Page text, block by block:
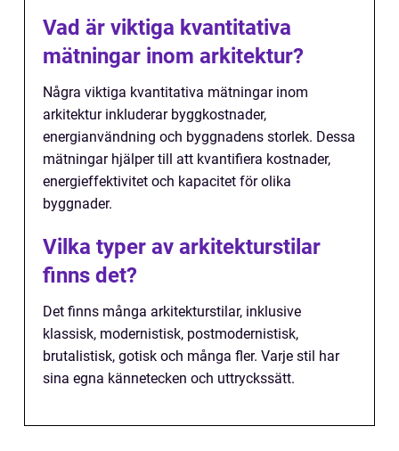
Vad är viktiga kvantitativa
mätningar inom arkitektur?
Några viktiga kvantitativa mätningar inom
arkitektur inkluderar byggkostnader,
energianvändning och byggnadens storlek. Dessa
mätningar hjälper till att kvantifiera kostnader,
energieffektivitet och kapacitet för olika
byggnader.
Vilka typer av arkitekturstilar
finns det?
Det finns många arkitekturstilar, inklusive
klassisk, modernistisk, postmodernistisk,
brutalistisk, gotisk och många fler. Varje stil har
sina egna kännetecken och uttryckssätt.